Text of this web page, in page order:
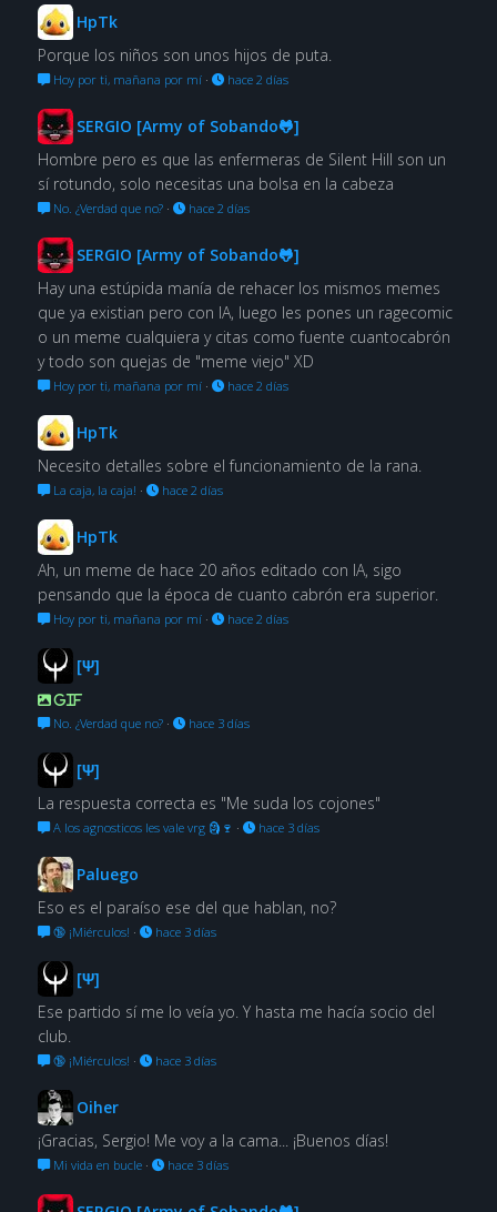
HpTk
Porque los niños son unos hijos de puta.
Hoy por ti, mañana por mí· hace 2 días
SERGIO [Army of Sobando🐸]
Hombre pero es que las enfermeras de Silent Hill son un
sí rotundo, solo necesitas una bolsa en la cabeza
No. ¿Verdad que no?· hace 2 días
SERGIO [Army of Sobando🐸]
Hay una estúpida manía de rehacer los mismos memes
que ya existian pero con IA, luego les pones un ragecomic
o un meme cualquiera y citas como fuente cuantocabrón
y todo son quejas de "meme viejo" XD
Hoy por ti, mañana por mí· hace 2 días
HpTk
Necesito detalles sobre el funcionamiento de la rana.
La caja, la caja! · hace 2 días
HpTk
Ah, un meme de hace 20 años editado con IA, sigo
pensando que la época de cuanto cabrón era superior.
Hoy por ti, mañana por mí· hace 2 días
[Ψ]
GIF
No. ¿Verdad que no?· hace 3 días
[Ψ]
La respuesta correcta es "Me suda los cojones"
A los agnosticos les vale vrg 🗿🍷 · hace 3 días
Paluego
Eso es el paraíso ese del que hablan, no?
🔞 ¡Miérculos! · hace 3 días
[Ψ]
Ese partido sí me lo veía yo. Y hasta me hacía socio del
club.
🔞 ¡Miérculos! · hace 3 días
Oiher
¡Gracias, Sergio! Me voy a la cama... ¡Buenos días!
Mi vida en bucle· hace 3 días